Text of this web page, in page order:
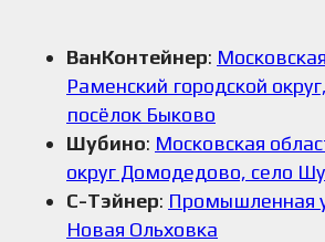
ВанКонтейнер:
Раменский городской
посёлок Быково
Шубино: Московская
округ Домодедово, село
С-Тэйнер: Промышленная
Новая Ольховка